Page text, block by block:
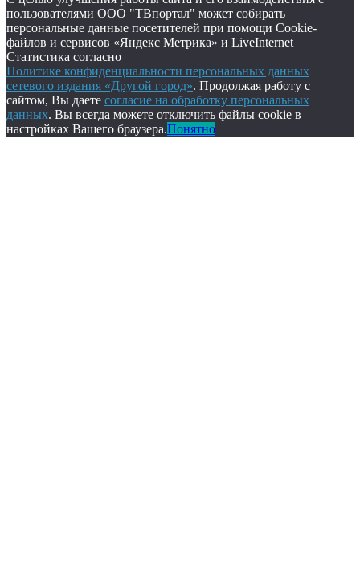
пользователями ООО "ТВпортал" может собирать
персональные данные посетителей при помощи Cookie-
файлов и сервисов «Яндекс Метрика» и LiveInternet
Статистика согласно
Политике конфиденциальности персональных данных
сетевого издания «Другой город». Продолжая работу с
сайтом, Вы даете согласие на обработку персональных
данных. Вы всегда можете отключить файлы cookie в
настройках Вашего браузера.Понятно